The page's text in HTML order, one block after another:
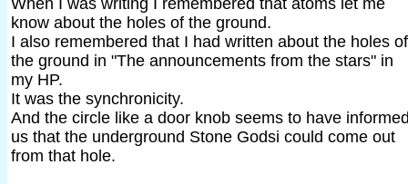
When I was writing I remembered that atoms let me
know about the holes of the ground.
I also remembered that I had written about the holes of
the ground in "The announcements from the stars" in
my HP.
It was the synchronicity.
And the circle like a door knob seems to have
us that the underground Stone Godsi could come out
from that hole.